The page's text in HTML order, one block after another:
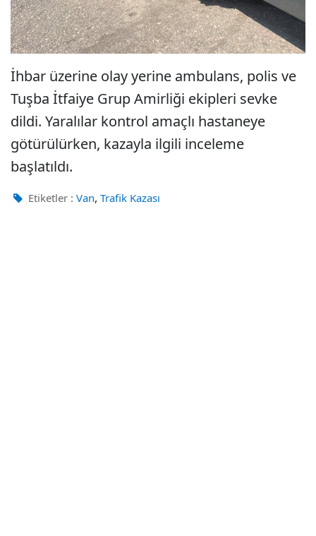
İhbar üzerine olay yerine ambulans, polis ve
Tuşba İtfaiye Grup Amirliği ekipleri sevke
dildi. Yaralılar kontrol amaçlı hastaneye
götürülürken, kazayla ilgili inceleme
başlatıldı.
Etiketler : Van, Trafik Kazası